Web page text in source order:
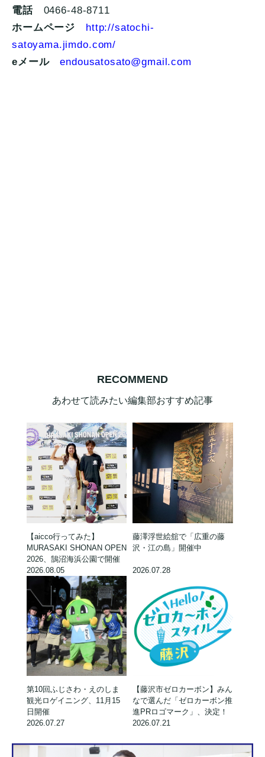
電話0466-48-8711
ホームページ
http://satochi-
satoyama.jimdo.com/
eメール
endousatosato@gmail.com
RECOMMEND
あわせて読みたい編集部おすすめ記事
【aicco行ってみた】
MURASAKI SHONAN OPEN
2026、鵠沼海浜公園で開催
2026.08.05
藤澤浮世絵舘で「広重の藤
沢・江の島」開催中
2026.07.28
第10回ふじさわ・えのしま
観光ロゲイニング、11月15
日開催
2026.07.27
【藤沢市ゼロカーボン】みん
なで選んだ「ゼロカーボン推
進PRロゴマーク」、決定！
2026.07.21